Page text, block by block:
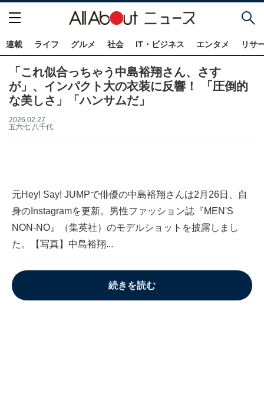
連載 ライフ グルメ 社会 IT・ビジネス エンタメ リサ
「これ似合っちゃう中島裕翔さん、さす
が」、インパクト大の衣装に反響！ 「圧倒的
な美しさ」「ハンサムだ」
2026.02.27
五六七 八千代
元Hey! Say! JUMPで俳優の中島裕翔さんは2月26日、自
身のInstagramを更新。男性ファッション誌『MEN'S
NON-NO』（集英社）のモデルショットを披露しまし
た。【写真】中島裕翔...
続きを読む